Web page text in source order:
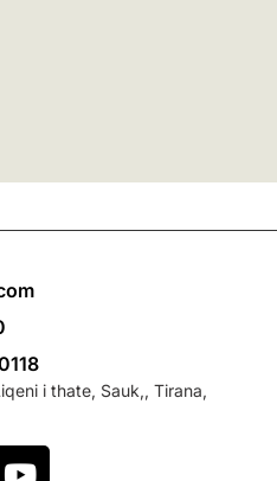
i thate, Sauk,, Tirana,